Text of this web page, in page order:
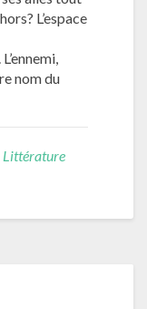
L’espace
nom du
Littérature